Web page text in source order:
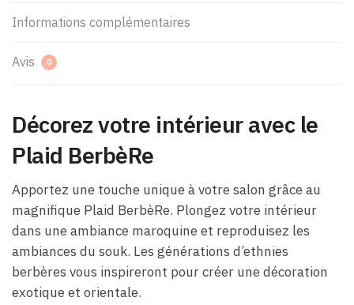
Informations complémentaires
Avis 0
Décorez votre intérieur avec le
Plaid BerbèRe
Apportez une touche unique à votre salon grâce au
magnifique Plaid BerbèRe. Plongez votre intérieur
dans une ambiance maroquine et reproduisez les
ambiances du souk. Les générations d’ethnies
berbères vous inspireront pour créer une décoration
exotique et orientale.